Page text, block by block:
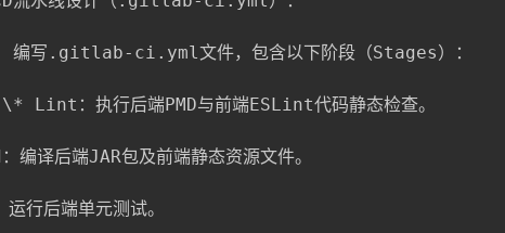
写.gitlab-ci.yml文件，包含以下阶段（Stages）：
Lint：执行后端PMD与前端ESLint代码静态检查。
译后端JAR包及前端静态资源文件。
行后端单元测试。